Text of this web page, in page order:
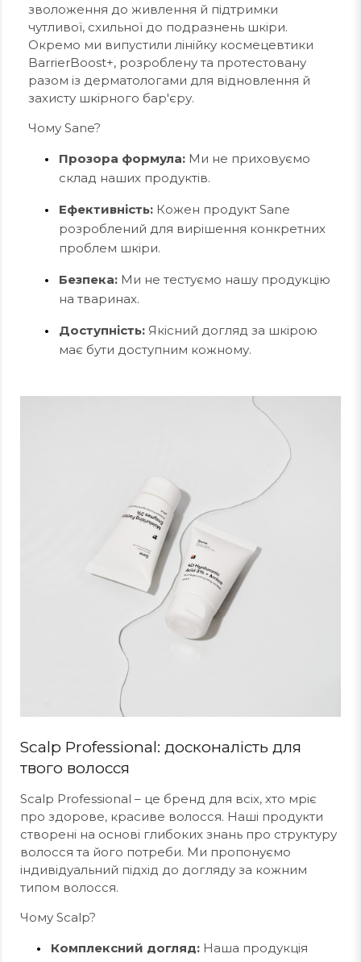
зволоження до живлення й підтримки
чутливої, схильної до подразнень шкіри.
Окремо ми випустили лінійку космецевтики
BarrierBoost+, розроблену та протестовану
разом із дерматологами для відновлення й
захисту шкірного бар'єру.
Чому Sane?
Прозора формула: Ми не приховуємо
склад наших продуктів.
Ефективність: Кожен продукт Sane
розроблений для вирішення конкретних
проблем шкіри.
Безпека: Ми не тестуємо нашу продукцію
на тваринах.
Доступність: Якісний догляд за шкірою
має бути доступним кожному.
Scalp Professional: досконалість для
твого волосся
Scalp Professional – це бренд для всіх, хто мріє
про здорове, красиве волосся. Наші продукти
створені на основі глибоких знань про структуру
волосся та його потреби. Ми пропонуємо
індивідуальний підхід до догляду за кожним
типом волосся.
Чому Scalp?
Комплексний догляд: Наша продукція